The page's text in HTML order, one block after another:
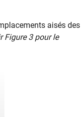
aisés des
Figure 3 pour le